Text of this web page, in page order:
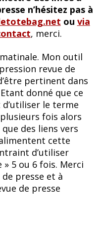
n’hésitez pas à
ou via
, merci.
matinale. Mon outil
revue de
pertinent dans
donné que ce
le terme
fois alors
des liens vers
cette
d’utiliser
5 ou 6 fois. Merci
presse et à
de presse